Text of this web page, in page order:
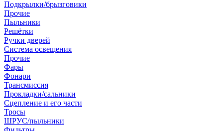
Подкрылки/брызговики
Прочие
Пыльники
Решётки
Ручки дверей
Система освещения
Прочие
Фары
Фонари
Трансмиссия
Прокладки/сальники
Сцепление и его части
Тросы
ШРУС/пыльники